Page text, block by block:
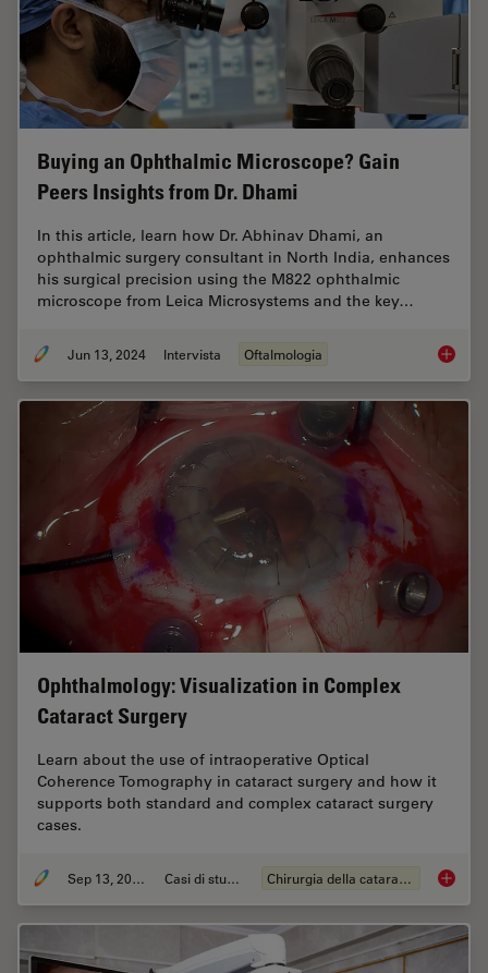
Buying an Ophthalmic Microscope? Gain
Peers Insights from Dr. Dhami
In this article, learn how Dr. Abhinav Dhami, an
ophthalmic surgery consultant in North India, enhances
his surgical precision using the M822 ophthalmic
microscope from Leica Microsystems and the key…
Jun 13, 2024 Intervista Oftalmologia Buying
Ophthalmology: Visualization in Complex
Cataract Surgery
Learn about the use of intraoperative Optical
Coherence Tomography in cataract surgery and how it
supports both standard and complex cataract surgery
cases.
Sep 13, 2023 Casi di studio Chirurgia della cataratta